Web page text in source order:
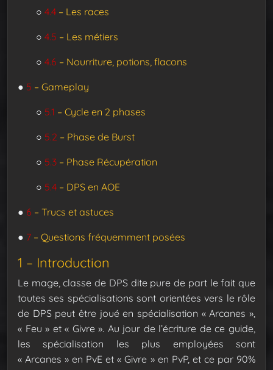
○ 4.4 – Les races
○ 4.5 – Les métiers
○ 4.6 – Nourriture, potions, flacons
● 5 – Gameplay
○ 5.1 – Cycle en 2 phases
○ 5.2 – Phase de Burst
○ 5.3 – Phase Récupération
○ 5.4 – DPS en AOE
● 6 – Trucs et astuces
● 7 – Questions fréquemment posées
1 – Introduction
Le mage, classe de DPS dite pure de part le fait que
toutes ses spécialisations sont orientées vers le rôle
de DPS peut être joué en spécialisation « Arcanes »,
« Feu » et « Givre ». Au jour de l’écriture de ce guide,
les spécialisation les plus employées sont
« Arcanes » en PvE et « Givre » en PvP, et ce par 90%